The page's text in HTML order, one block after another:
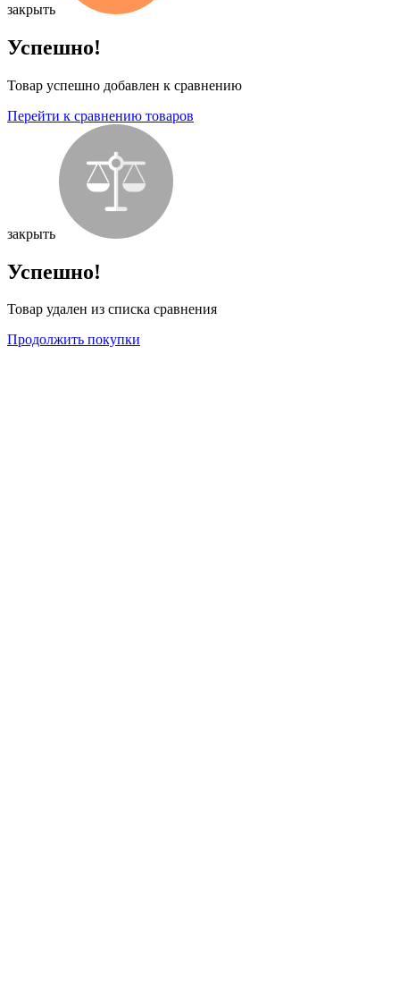
закрыть
Успешно!
Товар успешно добавлен к сравнению
Перейти к сравнению товаров
закрыть
Успешно!
Товар удален из списка сравнения
Продолжить покупки